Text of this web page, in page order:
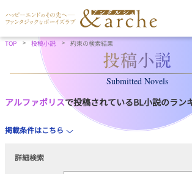
TOP 投稿小説 約束の検索結果
Submitted Novels
アルファポリスで投稿されているBL小説のラン
掲載条件はこちら
詳細検索